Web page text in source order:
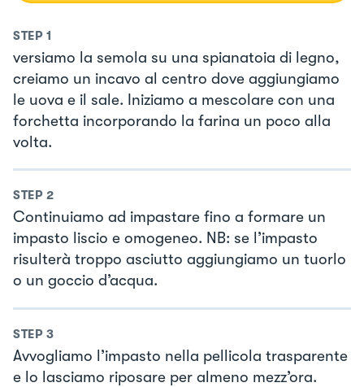
STEP 1
versiamo la semola su una spianatoia di legno,
creiamo un incavo al centro dove aggiungiamo
le uova e il sale. Iniziamo a mescolare con una
forchetta incorporando la farina un poco alla
volta.
STEP 2
Continuiamo ad impastare fino a formare un
impasto liscio e omogeneo. NB: se l’impasto
risulterà troppo asciutto aggiungiamo un tuorlo
o un goccio d’acqua.
STEP 3
Avvogliamo l’impasto nella pellicola trasparente
e lo lasciamo riposare per almeno mezz’ora.